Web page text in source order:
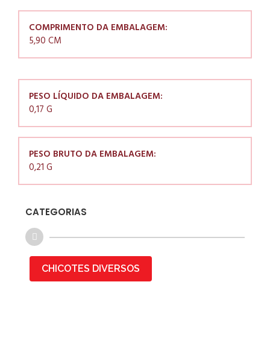
COMPRIMENTO DA EMBALAGEM:
5,90 CM
PESO LÍQUIDO DA EMBALAGEM:
0,17 G
PESO BRUTO DA EMBALAGEM:
0,21 G
CATEGORIAS
CHICOTES DIVERSOS